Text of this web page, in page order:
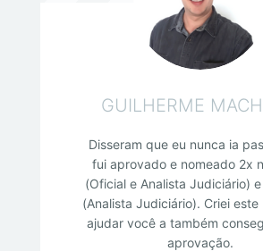
GUILHERME
Disseram que eu nunca ia
fui aprovado e nomeado 2x
(Oficial e Analista Judiciário) e
(Analista Judiciário). Criei
ajudar você a também
aprovação.